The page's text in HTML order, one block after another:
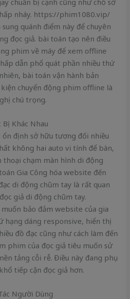
nháy. https://phim1080.vip/
quánh điểm này để chuyên
đọc giả. bài toán tạo nên điều
phim về máy để xem offline
dẫn phổ quát phần nhiều thứ
bài toán vận hành bản
chuyển động phim offline là
chú trọng.
Khác Nhau
định sở hữu tương đối nhiều
không hai auto vi tính để bàn,
thoại chạm màn hình di động
Gia Công hóa website đến
di động chũm tay là rất quan
giả di động chũm tay.
bảo đảm website của gia
hạng dáng responsive, hiển thị
đồ đạc cũng như cách làm đến
phim của đọc giả tiêu muốn sử
tảng cỗi rễ. Điều này đang phụ
tiếp cận đọc giả hơn.
Người Dùng